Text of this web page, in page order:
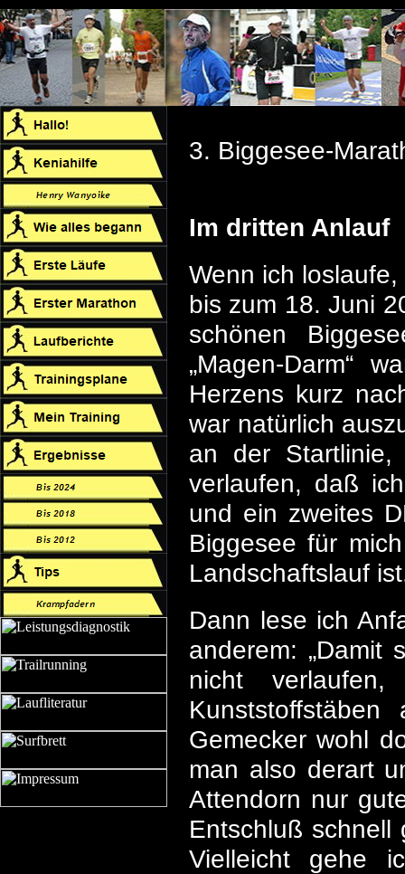
3. Biggesee-
Im dritten Anlauf
Wenn ich
bis zum 18. Juni
schönen
„Magen-Darm“
Herzens kurz
war natürlich
an der
verlaufen, daß
und ein zweites
Biggesee für
Landschaftslauf
Dann lese ich
anderem: „Damit
nicht
Gemecker wohl
man also derart
Attendorn nur
Entschluß schnell
Vielleicht gehe